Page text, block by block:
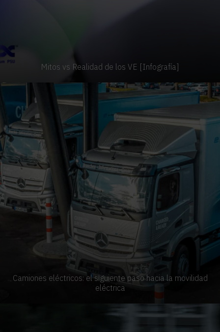
Mitos vs Realidad de los VE [Infografía]
Camiones eléctricos: el siguiente paso hacia la movilidad
eléctrica